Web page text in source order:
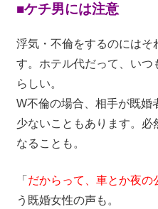
■ケチ男には注意
浮気・不倫をするのにはそ
す。ホテル代だって、いつ
らしい。
W不倫の場合、相手が既婚
少ないこともあります。必
なることも。
「 だからって、車とか夜の
う既婚女性の声も。